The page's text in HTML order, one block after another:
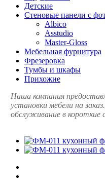
Детские
Стеновые панели с
Albico
Asstudio
Master-Gloss
Мебельная фурнитура
Фрезеровка
Тумбы и шкафы
Прихожие
Наша компания
установки мебели на
обслуживание в короткие